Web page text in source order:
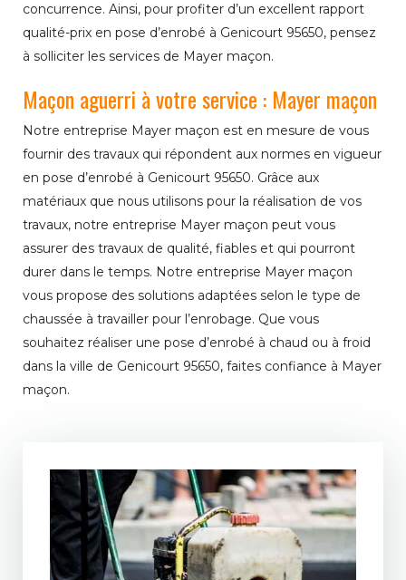
concurrence. Ainsi, pour profiter d’un excellent rapport
qualité-prix en pose d’enrobé à Genicourt 95650, pensez
à solliciter les services de Mayer maçon.
Maçon aguerri à votre service : Mayer maçon
Notre entreprise Mayer maçon est en mesure de vous
fournir des travaux qui répondent aux normes en vigueur
en pose d’enrobé à Genicourt 95650. Grâce aux
matériaux que nous utilisons pour la réalisation de vos
travaux, notre entreprise Mayer maçon peut vous
assurer des travaux de qualité, fiables et qui pourront
durer dans le temps. Notre entreprise Mayer maçon
vous propose des solutions adaptées selon le type de
chaussée à travailler pour l’enrobage. Que vous
souhaitez réaliser une pose d’enrobé à chaud ou à froid
dans la ville de Genicourt 95650, faites confiance à Mayer
maçon.